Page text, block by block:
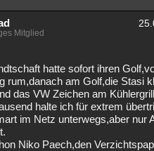
Mitglied
hatte sofort ihren
rum,danach am Golf,die Stasi
das VW Zeichen am
halte ich für extrem
im Netz unterwegs,aber nur
Niko Paech,den